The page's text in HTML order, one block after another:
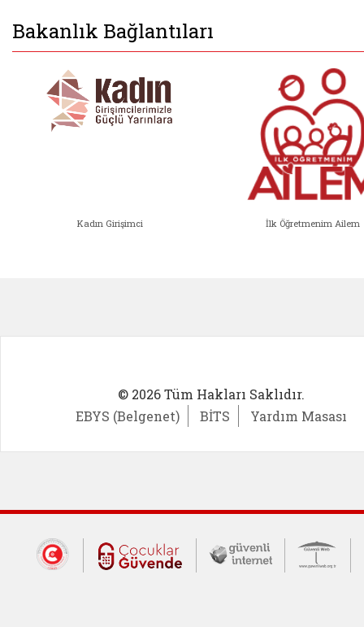
Bakanlık Bağlantıları
Kadın Girişimci İlk Öğretmenim Ailem
© 2026 Tüm Hakları Saklıdır.
EBYS (Belgenet)
BİTS Yardım Masası
Dış Bağlantılar
Cumhurbaşkanlığı İletişim Merkezi
Çocuklar Güvende (yeni
Güvenli